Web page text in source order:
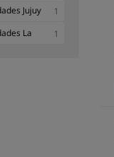
Jujuy
1
La
1